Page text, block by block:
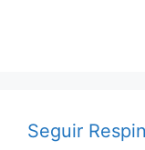
Seguir